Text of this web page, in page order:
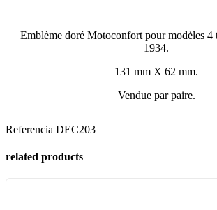
Emblème doré Motoconfort pour modèles 4
1934.
131 mm X 62 mm.
Vendue par paire.
Referencia DEC203
related products